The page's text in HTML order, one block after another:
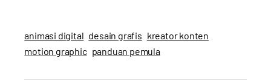
animasi digital desain grafis kreator konten
motion graphic panduan pemula